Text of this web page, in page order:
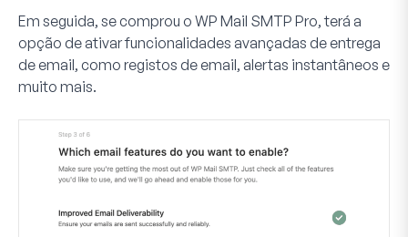
Em seguida, se comprou o WP Mail SMTP Pro, terá a
opção de ativar funcionalidades avançadas de entrega
de email, como registos de email, alertas instantâneos e
muito mais.